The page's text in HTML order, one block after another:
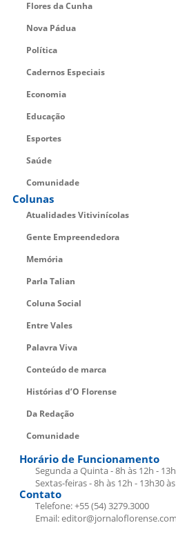
Flores da Cunha
Nova Pádua
Política
Cadernos Especiais
Economia
Educação
Esportes
Saúde
Comunidade
Colunas
Atualidades Vitivinícolas
Gente Empreendedora
Memória
Parla Talian
Coluna Social
Entre Vales
Palavra Viva
Conteúdo de marca
Histórias d’O Florense
Da Redação
Comunidade
Horário de Funcionamento
Segunda a Quinta - 8h às 12h -
Sextas-feiras - 8h às 12h - 13h30
Contato
Telefone: +55 (54) 3279.3000
Email: